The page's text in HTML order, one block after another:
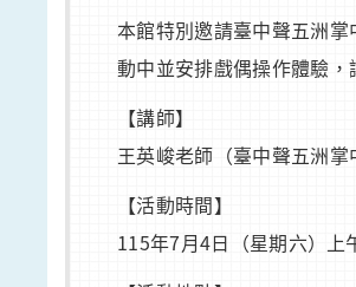
本館特別邀請臺中聲五洲
動中並安排戲偶操作體驗
【講師】
王英峻老師（臺中聲五洲掌
【活動時間】
115年7月4日（星期六）上